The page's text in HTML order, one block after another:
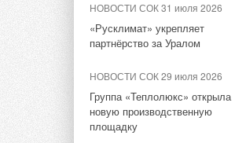
НОВОСТИ СОК 31 июля 2026
«Русклимат» укрепляет
партнёрство за Уралом
НОВОСТИ СОК 29 июля 2026
Группа «Теплолюкс» открыла
новую производственную
площадку
города Краснодара
НОВОСТИ СОК 26 марта 2026
анонсируют всё новые
твердотельные
аккумуляторы